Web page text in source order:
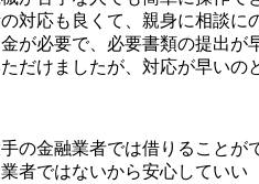
対応も良くて、親身に相談に
が必要で、必要書類の提出が
だけましたが、対応が早いの
の金融業者では借りること
者ではないから安心していい